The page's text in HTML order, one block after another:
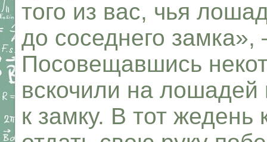
того из вас, чья
до соседнего
Посовещавшись
вскочили на лошадей
к замку. В тот